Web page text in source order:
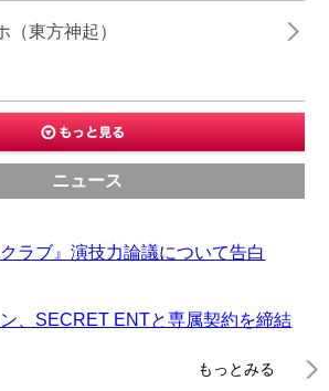
（東方神起）
ニュース
ラブ』演技力論議について告白
、SECRET ENTと専属契約を締結
もっとみる